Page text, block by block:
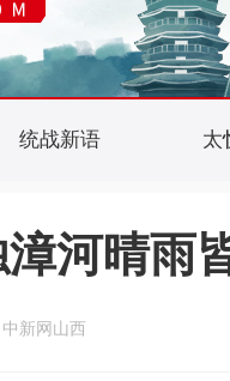
统战新语 太
河晴雨
新网山西